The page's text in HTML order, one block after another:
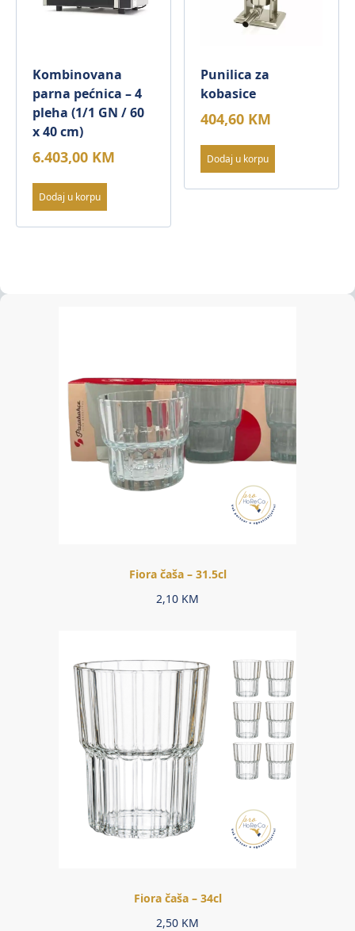
Kombinovana
parna pećnica – 4
pleha (1/1 GN / 60
x 40 cm)
6.403,00 KM
Dodaj u korpu
Punilica za
kobasice
404,60 KM
Dodaj u korpu
Fiora čaša – 31.5cl
2,10 KM
Fiora čaša – 34cl
2,50 KM